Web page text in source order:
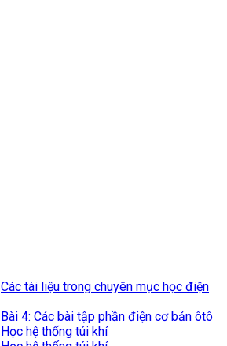
Các tài liệu trong chuyên mục học điện
Bài 4: Các bài tập phần điện cơ bản ôtô
Học hệ thống túi khí